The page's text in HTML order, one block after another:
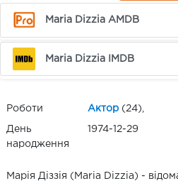
Maria Dizzia AMDB
Maria Dizzia IMDB
Роботи Актор (24),
День
народження
1974-12-29
Марія Діззія (Maria Dizzia) -